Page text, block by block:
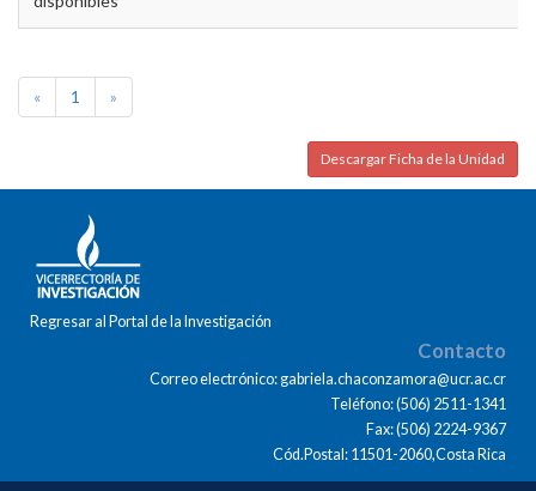
« 1 »
Descargar Ficha de la Unidad
Regresar al Portal de la Investigación
Contacto
Correo electrónico: gabriela.chaconzamora@ucr.ac.cr
Teléfono: (506) 2511-1341
Fax: (506) 2224-9367
Cód.Postal: 11501-2060,Costa Rica